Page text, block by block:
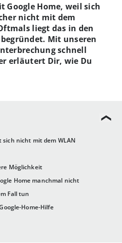
sich nicht mit dem WLAN
Möglichkeit
Home manchmal nicht
Fall tun
Home-Hilfe
Google Home, weil sich
nicht mit dem
liegt das in den
Mit unseren
schnell
erläutert Dir, wie Du